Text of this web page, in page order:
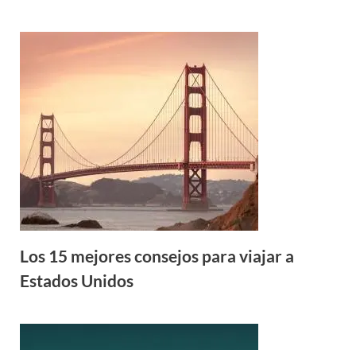
Los 15 mejores consejos para viajar a
Estados Unidos